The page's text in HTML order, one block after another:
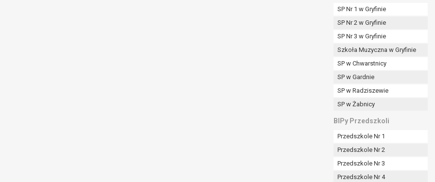
SP Nr 1 w Gryfinie
SP Nr 2 w Gryfinie
SP Nr 3 w Gryfinie
Szkoła Muzyczna w Gryfinie
SP w Chwarstnicy
SP w Gardnie
SP w Radziszewie
SP w Żabnicy
BIPy Przedszkoli
Przedszkole Nr 1
Przedszkole Nr 2
Przedszkole Nr 3
Przedszkole Nr 4
od momentu pozyskania przechowywane są przez okres wynikający z umowy o dofinansowanie zawartej między
i konieczności zachowania dokumentacji projektu do celów kontrolnych.
osobowych przysługuje Pani/Panu:
ich kopii na podstawie art. 15 RODO;
art. 16 RODO,
prawo do bycia zapomnianym) na podstawie art. 17 RODO, w przypadku gdy:
były zebrane lub w inny sposób przetwarzane,
na przetwarzanie danych osobowych, która jest podstawą przetwarzania danych i nie ma innej podstawy prawnej
z prawem,
się z obowiązku wynikającego z przepisów prawa;
danych osobowych – na okres pozwalający administratorowi sprawdzić prawidłowość tych danych,